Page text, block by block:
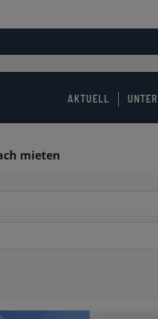
AKTUELL
mieten